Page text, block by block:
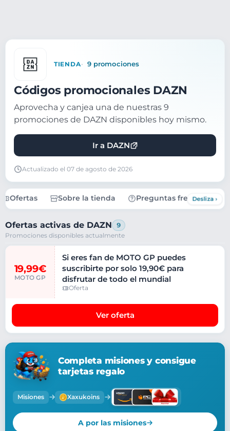
TIENDA 9 promociones
Códigos promocionales DAZN
Aprovecha y canjea una de nuestras 9
promociones de DAZN disponibles hoy mismo.
Ir a DAZN
Actualizado el 07 de agosto de 2026
Ofertas Sobre la tienda Preguntas frecuentes
Ofertas activas de DAZN
9
Promociones disponibles actualmente
19,99€
MOTO GP
Si eres fan de MOTO GP puedes
suscribirte por solo 19,90€ para
disfrutar de todo el mundial
Oferta
Ver oferta
Completa misiones y consigue
tarjetas regalo
Misiones Xaxukoins
A por las misiones